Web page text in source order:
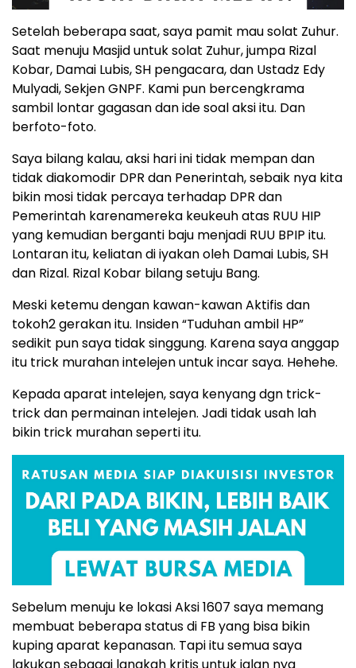
Setelah beberapa saat, saya pamit mau solat Zuhur.
Saat menuju Masjid untuk solat Zuhur, jumpa Rizal
Kobar, Damai Lubis, SH pengacara, dan Ustadz Edy
Mulyadi, Sekjen GNPF. Kami pun bercengkrama
sambil lontar gagasan dan ide soal aksi itu. Dan
berfoto-foto.
Saya bilang kalau, aksi hari ini tidak mempan dan
tidak diakomodir DPR dan Penerintah, sebaik nya kita
bikin mosi tidak percaya terhadap DPR dan
Pemerintah karenamereka keukeuh atas RUU HIP
yang kemudian berganti baju menjadi RUU BPIP itu.
Lontaran itu, keliatan di iyakan oleh Damai Lubis, SH
dan Rizal. Rizal Kobar bilang setuju Bang.
Meski ketemu dengan kawan-kawan Aktifis dan
tokoh2 gerakan itu. Insiden “Tuduhan ambil HP”
sedikit pun saya tidak singgung. Karena saya anggap
itu trick murahan intelejen untuk incar saya. Hehehe.
Kepada aparat intelejen, saya kenyang dgn trick-
trick dan permainan intelejen. Jadi tidak usah lah
bikin trick murahan seperti itu.
Sebelum menuju ke lokasi Aksi 1607 saya memang
membuat beberapa status di FB yang bisa bikin
kuping aparat kepanasan. Tapi itu semua saya
lakukan sebagai langkah kritis untuk jalan nya